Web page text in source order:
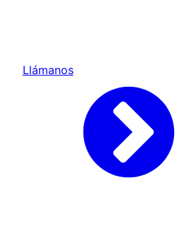
Llámanos